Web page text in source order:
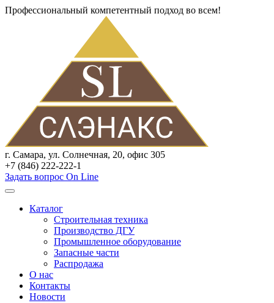
Профессиональный компетентный подход во всем!
г. Самара, ул. Солнечная, 20, офис 305
+7 (846) 222-222-1
Задать вопрос On Line
Каталог
Строительная техника
Производство ДГУ
Промышленное оборудование
Запасные части
Распродажа
О нас
Контакты
Новости